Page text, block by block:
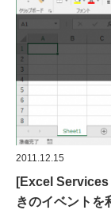
2011.12.15
[Excel
きのイベント